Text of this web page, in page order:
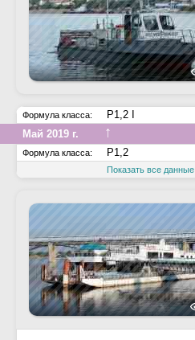
Формула класса:
Р1,2 I
Май 2019 г.
↑
Формула класса: Р1,2
Показать все данные